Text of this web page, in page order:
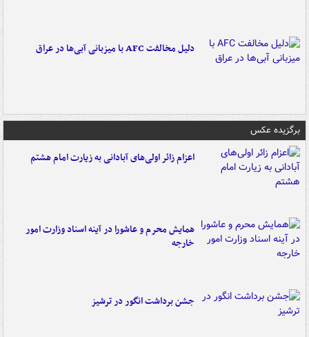
دلیل مخالفت AFC با میزبانی آبی‌ها در عراق
برگزیده عکس
اعزام زائر اولی‌های آبادانی به زیارت امام هشتم
همایش محرم و عاشورا در آینه اسناد وزارت امور
خارجه
جشن برداشت انگور در ترشیز